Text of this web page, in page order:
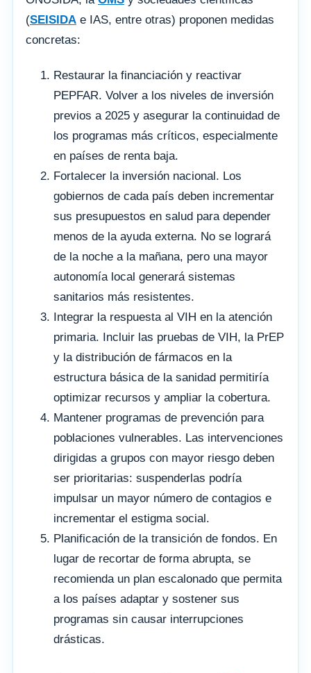
(SEISIDA e IAS, entre otras) proponen medidas
concretas:
Restaurar la financiación y reactivar
PEPFAR. Volver a los niveles de inversión
previos a 2025 y asegurar la continuidad de
los programas más críticos, especialmente
en países de renta baja.
Fortalecer la inversión nacional. Los
gobiernos de cada país deben incrementar
sus presupuestos en salud para depender
menos de la ayuda externa. No se logrará
de la noche a la mañana, pero una mayor
autonomía local generará sistemas
sanitarios más resistentes.
Integrar la respuesta al VIH en la atención
primaria. Incluir las pruebas de VIH, la PrEP
y la distribución de fármacos en la
estructura básica de la sanidad permitiría
optimizar recursos y ampliar la cobertura.
Mantener programas de prevención para
poblaciones vulnerables. Las intervenciones
dirigidas a grupos con mayor riesgo deben
ser prioritarias: suspenderlas podría
impulsar un mayor número de contagios e
incrementar el estigma social.
Planificación de la transición de fondos. En
lugar de recortar de forma abrupta, se
recomienda un plan escalonado que permita
a los países adaptar y sostener sus
programas sin causar interrupciones
drásticas.